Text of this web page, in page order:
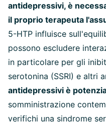
antidepressivi, è
il proprio terapeuta
5-HTP influisce
possono escludere
in particolare per gli
serotonina (SSRI) e altri
antidepressivi è
somministrazione
verifichi una sindrome